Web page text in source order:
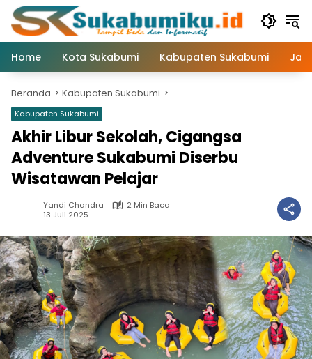
Langsung
konten
Home
Kota Sukabumi Kabupaten Sukabumi
Beranda Kabupaten Sukabumi
Kabupaten Sukabumi
Akhir Libur Sekolah, Cigangsa
Adventure Sukabumi Diserbu
Wisatawan Pelajar
Yandi Chandra
2 Min Baca
13 Juli 2025